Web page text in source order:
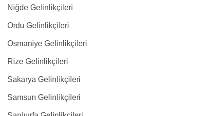
Niğde Gelinlikçileri
Ordu Gelinlikçileri
Osmaniye Gelinlikçileri
Rize Gelinlikçileri
Sakarya Gelinlikçileri
Samsun Gelinlikçileri